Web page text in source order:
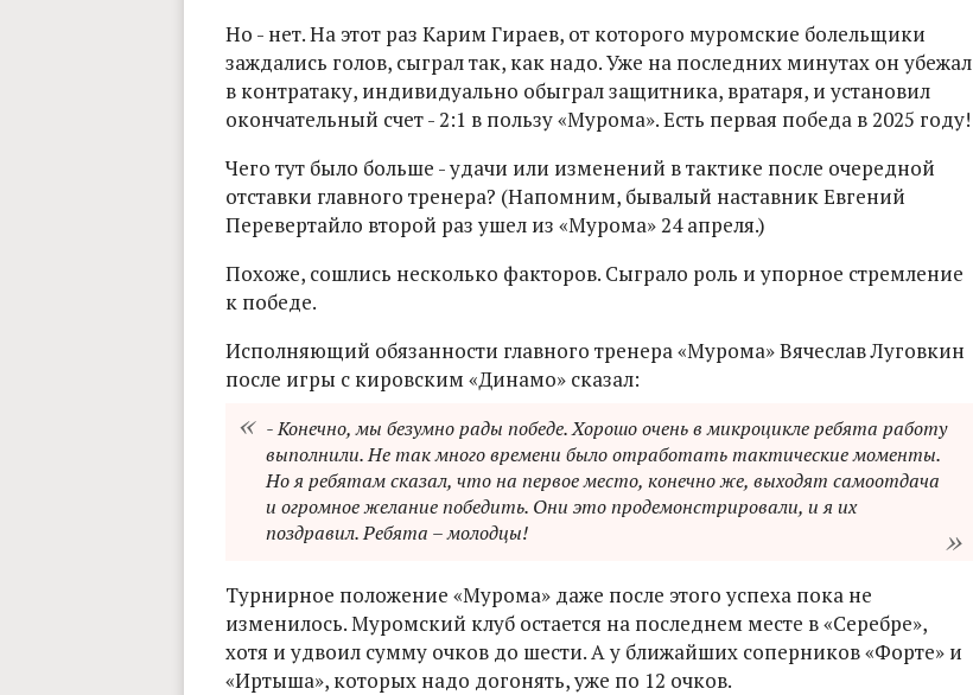
Но - нет. На этот раз Карим Гираев, от которого муромские болельщики
заждались голов, сыграл так, как надо. Уже на последних минутах он убежал
в контратаку, индивидуально обыграл защитника, вратаря, и установил
окончательный счет - 2:1 в пользу «Мурома». Есть первая победа в 2025 году!
Чего тут было больше - удачи или изменений в тактике после очередной
отставки главного тренера? (Напомним, бывалый наставник Евгений
Перевертайло второй раз ушел из «Мурома» 24 апреля.)
Похоже, сошлись несколько факторов. Сыграло роль и упорное стремление
к победе.
Исполняющий обязанности главного тренера «Мурома» Вячеслав Луговкин
после игры с кировским «Динамо» сказал:
- Конечно, мы безумно рады победе. Хорошо очень в микроцикле ребята работу
выполнили. Не так много времени было отработать тактические моменты.
Но я ребятам сказал, что на первое место, конечно же, выходят самоотдача
и огромное желание победить. Они это продемонстрировали, и я их
поздравил. Ребята – молодцы!
Турнирное положение «Мурома» даже после этого успеха пока не
изменилось. Муромский клуб остается на последнем месте в «Серебре»,
хотя и удвоил сумму очков до шести. А у ближайших соперников «Форте» и
«Иртыша», которых надо догонять, уже по 12 очков.